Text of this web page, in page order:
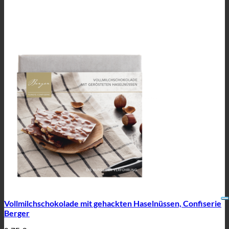
Vollmilchschokolade mit gehackten Haselnüssen, Confiserie
Berger